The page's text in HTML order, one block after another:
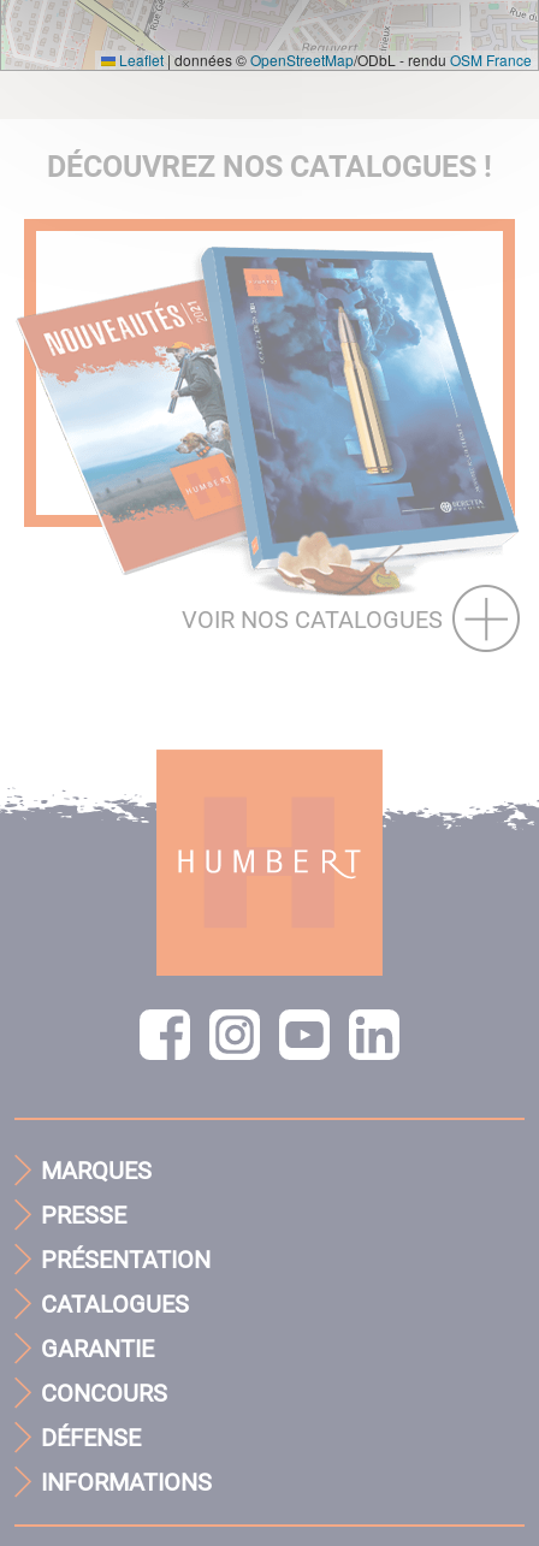
Leaflet | données ©OpenStreetMap/ODbL - rendu OSM France
DÉCOUVREZ NOS CATALOGUES !
VOIR NOS CATALOGUES
MARQUES
PRESSE
PRÉSENTATION
CATALOGUES
GARANTIE
CONCOURS
DÉFENSE
INFORMATIONS